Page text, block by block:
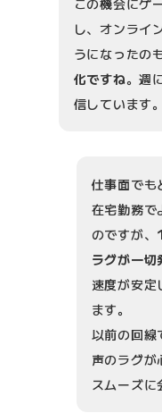
この機会にゲ
し、オンライ
うになったのも
化ですね。週
信しています。
仕事面でも
在宅勤務で
のですが、
ラグが一切
速度が安定
ます。
以前の回線
声のラグが
スムーズに